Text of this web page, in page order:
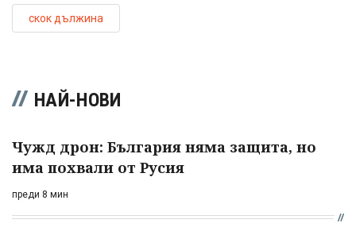
скок дължина
НАЙ-НОВИ
Чужд дрон: България няма защита, но
има похвали от Русия
преди 8 мин